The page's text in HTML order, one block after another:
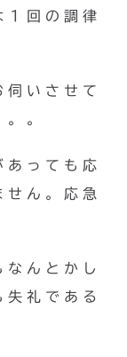
１回の調律
伺いさせて
。
あっても応
ん。応急
んとかし
失礼である